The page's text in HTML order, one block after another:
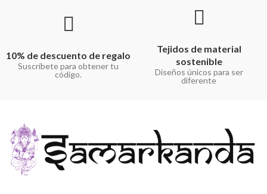
10% de descuento de regalo
Suscríbete para obtener tu
código.
Tejidos de material
sostenible
Diseños únicos para ser
diferente